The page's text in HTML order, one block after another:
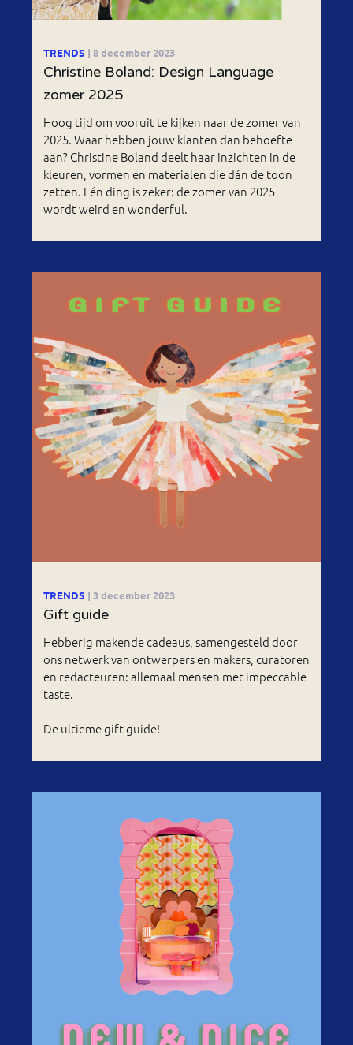
TRENDS | 8 december 2023
Christine Boland: Design Language
zomer 2025
Hoog tijd om vooruit te kijken naar de zomer van
2025. Waar hebben jouw klanten dan behoefte
aan? Christine Boland deelt haar inzichten in de
kleuren, vormen en materialen die dán de toon
zetten. Eén ding is zeker: de zomer van 2025
wordt weird en wonderful.
TRENDS | 3 december 2023
Gift guide
Hebberig makende cadeaus, samengesteld door
ons netwerk van ontwerpers en makers, curatoren
en redacteuren: allemaal mensen met impeccable
taste.
De ultieme gift guide!